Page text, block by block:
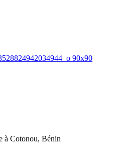
à Cotonou, Bénin